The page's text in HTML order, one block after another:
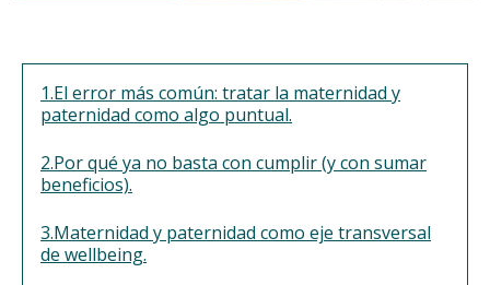
1.El error más común: tratar la maternidad y
paternidad como algo puntual.
2.Por qué ya no basta con cumplir (y con sumar
beneficios).
3.Maternidad y paternidad como eje transversal
de wellbeing.